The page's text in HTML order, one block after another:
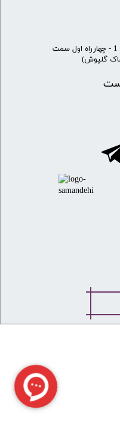
​آدرس فروشگاه: قم - بلوار شهید محلاتی - کوچه 1 - چهارراه اول سمت